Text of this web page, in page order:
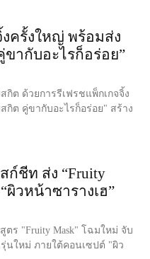
ครั้งใหญ่ พร้อมส่ง
ากับอะไรก็อร่อย”
ต ด้วยการรีเฟรชแพ็กเกจจิ้ง
กิต คู่ขากับอะไรก็อร่อย" สร้าง
ก์ชีท ส่ง “Fruity
ผิวหน้าซารางเฮ”
ร "Fruity Mask" โฉมใหม่ จับ
นใหม่ ภายใต้คอนเซปต์ "ผิว